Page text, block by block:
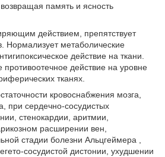
память и ясность
действием, препятствует
Нормализует метаболические
действие на ткани.
действие на уровне
тканях.
кровоснабжения мозга,
при сердечно-сосудистых
стенокардии, аритмии,
расширении вен,
стадии болезни Альцгеймера ,
сосудистой дистонии, ухудшении